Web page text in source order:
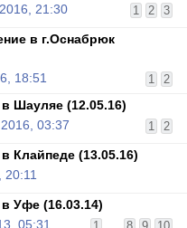
1 2 3
21:30
в г.Оснабрюк
1 2
18:51
Шауляе (12.05.16)
1 2
03:37
Клайпеде (13.05.16)
20:11
Уфе (16.03.14)
05:31